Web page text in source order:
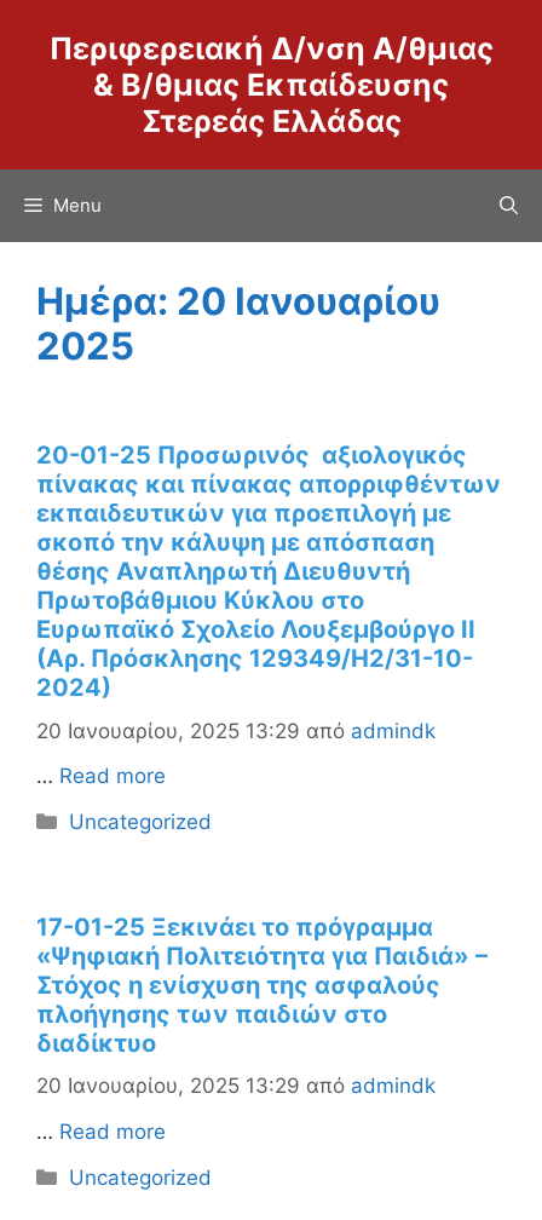
περιεχόμενο
Περιφερειακή Δ/νση Α/θμιας
& Β/θμιας Εκπαίδευσης
Στερεάς Ελλάδας
Menu
Ημέρα: 20 Ιανουαρίου
2025
20-01-25 Προσωρινός αξιολογικός
πίνακας και πίνακας απορριφθέντων
εκπαιδευτικών για προεπιλογή με
σκοπό την κάλυψη με απόσπαση
θέσης Αναπληρωτή Διευθυντή
Πρωτοβάθμιου Κύκλου στο
Ευρωπαϊκό Σχολείο Λουξεμβούργο ΙΙ
(Αρ. Πρόσκλησης 129349/Η2/31-10-
2024)
20 Ιανουαρίου, 2025 13:29 από admindk
… Read more
Κατηγορίες
Uncategorized
17-01-25 Ξεκινάει το πρόγραμμα
«Ψηφιακή Πολιτειότητα για Παιδιά» –
Στόχος η ενίσχυση της ασφαλούς
πλοήγησης των παιδιών στο
διαδίκτυο
20 Ιανουαρίου, 2025 13:29 από admindk
… Read more
Κατηγορίες
Uncategorized